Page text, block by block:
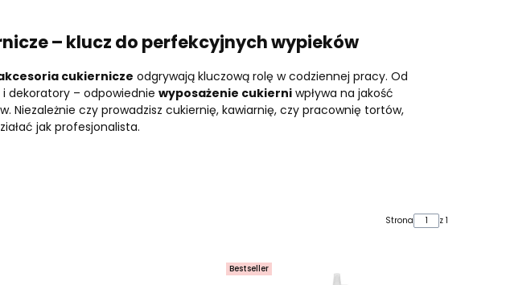
– klucz do perfekcyjnych wypieków
cukiernicze odgrywają kluczową rolę w codziennej pracy. Od
dekoratory – odpowiednie wyposażenie cukierni wpływa na jakość
Niezależnie czy prowadzisz cukiernię, kawiarnię, czy pracownię tortów,
jak profesjonalista.
Strona z 1
Bestseller